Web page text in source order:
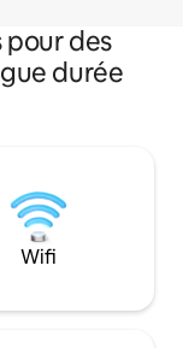
des
durée
Wifi